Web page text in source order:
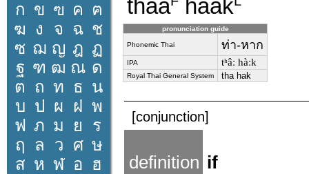
ก ข ฃ ค ฅ
ฆ ง จ ฉ ช
ซ ฌ ญ ฎ ฏ
ฐ ฑ ฒ ณ ด
ต ถ ท ธ น
บ ป ผ ฝ พ
ฟ ภ ม ย
ร
ฤ
ล ว ศ ษ
ส ห ฬ อ ฮ
thaa haak
pronunciation guide
Phonemic Thai ท่า-หาก
IPA tʰâː hàːk
Royal Thai General System tha hak
[conjunction]
definition if